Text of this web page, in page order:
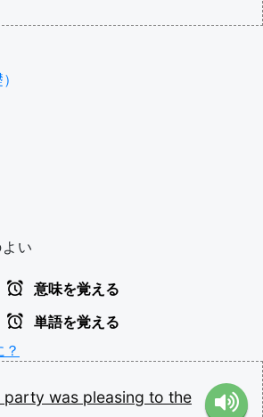
い
意味を覚える
単語を覚える
party was pleasing to the